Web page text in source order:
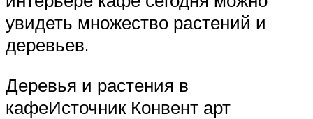
увидеть множество растений и
деревьев.
Деревья и растения в
кафеИсточник Конвент арт